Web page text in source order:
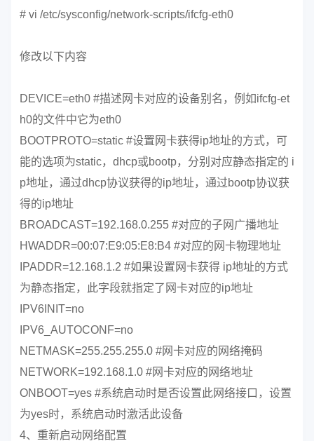
# vi /etc/sysconfig/network-scripts/ifcfg-eth0
修改以下内容
DEVICE=eth0 #描述网卡对应的设备别名，例如ifcfg-et
h0的文件中它为eth0
BOOTPROTO=static #设置网卡获得ip地址的方式，可
能的选项为static，dhcp或bootp，分别对应静态指定的 i
p地址，通过dhcp协议获得的ip地址，通过bootp协议获
得的ip地址
BROADCAST=192.168.0.255 #对应的子网广播地址
HWADDR=00:07:E9:05:E8:B4 #对应的网卡物理地址
IPADDR=12.168.1.2 #如果设置网卡获得 ip地址的方式
为静态指定，此字段就指定了网卡对应的ip地址
IPV6INIT=no
IPV6_AUTOCONF=no
NETMASK=255.255.255.0 #网卡对应的网络掩码
NETWORK=192.168.1.0 #网卡对应的网络地址
ONBOOT=yes #系统启动时是否设置此网络接口，设置
为yes时，系统启动时激活此设备
4、重新启动网络配置